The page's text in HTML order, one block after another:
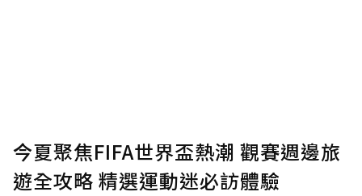
今夏聚焦FIFA世界盃熱潮 觀賽週邊旅
遊全攻略 精選運動迷必訪體驗